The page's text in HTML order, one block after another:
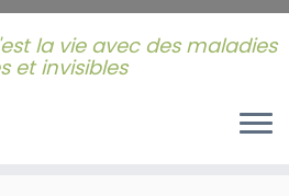
la vie avec des maladies
et invisibles